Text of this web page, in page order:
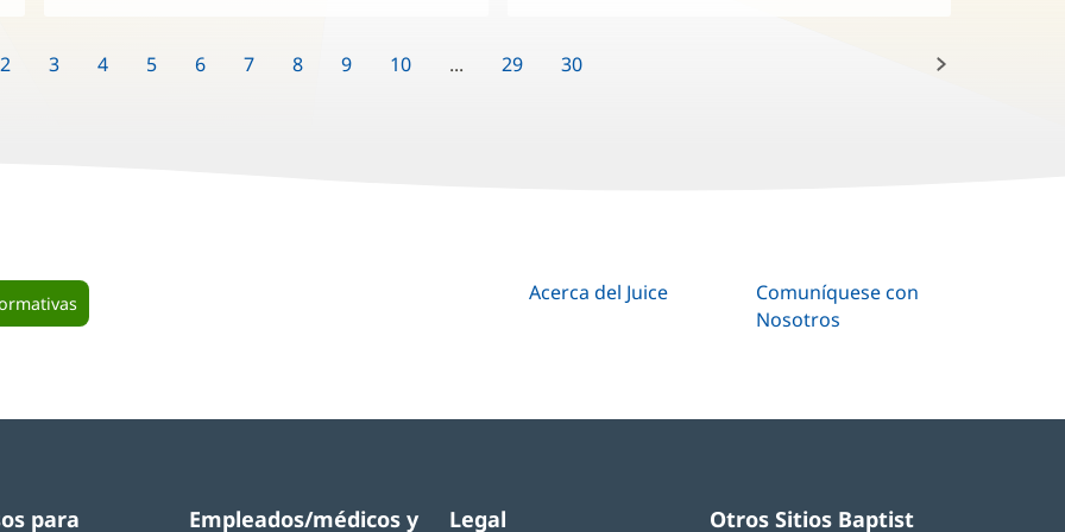
2 3 4 5 6 7 8 9 10 ... 29 30
Acerca del Juice
Comuníquese con
Nosotros
para
Empleados/médicos y
Legal Otros Sitios Baptist